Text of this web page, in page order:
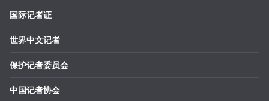
国际记者证
世界中文记者
保护记者委员会
中国记者协会